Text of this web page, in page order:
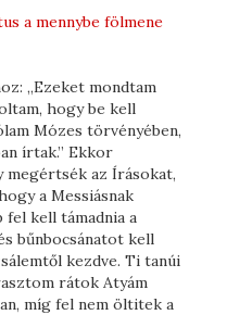
a mennybe fölmene
„Ezeket mondtam
hogy be kell
Mózes törvényében,
írtak.” Ekkor
az Írásokat,
a Messiásnak
fel kell támadnia a
bűnbocsánatot kell
kezdve. Ti tanúi
rátok Atyám
míg fel nem öltitek a